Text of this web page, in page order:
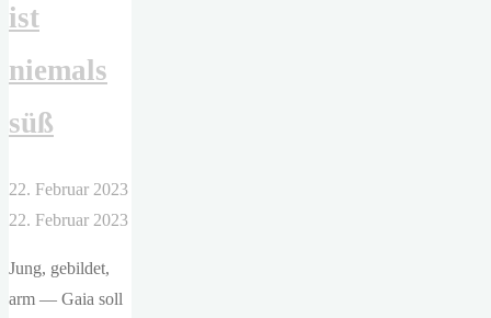
ist
niemals
süß
22. Februar 2023
22. Februar 2023
Jung, gebildet,
arm — Gaia soll